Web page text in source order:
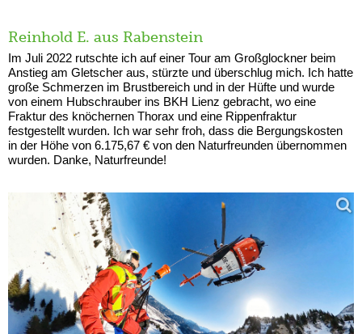
Reinhold E. aus Rabenstein
Im Juli 2022 rutschte ich auf einer Tour am Großglockner beim
Anstieg am Gletscher aus, stürzte und überschlug mich. Ich hatte
große Schmerzen im Brustbereich und in der Hüfte und wurde
von einem Hubschrauber ins BKH Lienz gebracht, wo eine
Fraktur des knöchernen Thorax und eine Rippenfraktur
festgestellt wurden. Ich war sehr froh, dass die Bergungskosten
in der Höhe von 6.175,67 € von den Naturfreunden übernommen
wurden. Danke, Naturfreunde!